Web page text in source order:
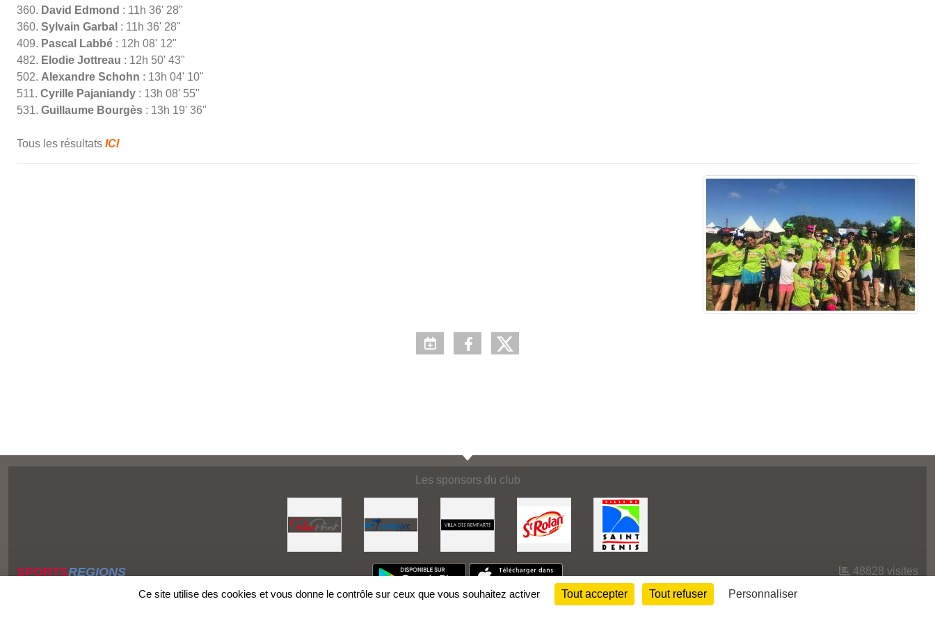
360. David Edmond : 11h 36' 28"
360. Sylvain Garbal : 11h 36' 28"
409. Pascal Labbé : 12h 08' 12"
482. Elodie Jottreau : 12h 50' 43"
502. Alexandre Schohn : 13h 04' 10"
511. Cyrille Pajaniandy : 13h 08' 55"
531. Guillaume Bourgès : 13h 19' 36"
Tous les résultats ICI
Les sponsors du club
SPORTSREGIONS 48828 visites
Ce site utilise des cookies et vous donne le contrôle sur ceux que vous souhaitez activer Tout accepter Tout refuser Personnaliser